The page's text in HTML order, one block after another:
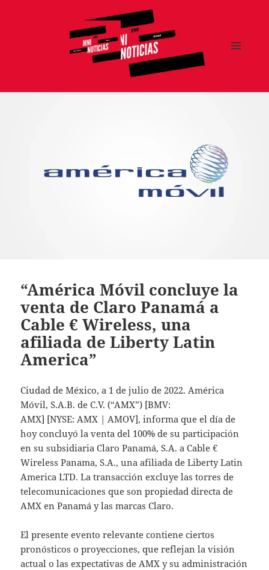
“América Móvil concluye la
venta de Claro Panamá a
Cable € Wireless, una
afiliada de Liberty Latin
America”
Ciudad de México, a 1 de julio de 2022. América
Móvil, S.A.B. de C.V. (“AMX”) [BMV:
AMX] [NYSE: AMX | AMOV], informa que el día de
hoy concluyó la venta del 100% de su participación
en su subsidiaria Claro Panamá, S.A. a Cable €
Wireless Panama, S.A., una afiliada de Liberty Latin
America LTD. La transacción excluye las torres de
telecomunicaciones que son propiedad directa de
AMX en Panamá y las marcas Claro.
El presente evento relevante contiene ciertos
pronósticos o proyecciones, que reflejan la visión
actual o las expectativas de AMX y su administración